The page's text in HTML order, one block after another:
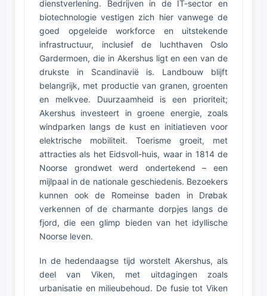
dienstverlening. Bedrijven in de IT-sector en
biotechnologie vestigen zich hier vanwege de
goed opgeleide workforce en uitstekende
infrastructuur, inclusief de luchthaven Oslo
Gardermoen, die in Akershus ligt en een van de
drukste in Scandinavië is. Landbouw blijft
belangrijk, met productie van granen, groenten
en melkvee. Duurzaamheid is een prioriteit;
Akershus investeert in groene energie, zoals
windparken langs de kust en initiatieven voor
elektrische mobiliteit. Toerisme groeit, met
attracties als het Eidsvoll-huis, waar in 1814 de
Noorse grondwet werd ondertekend – een
mijlpaal in de nationale geschiedenis. Bezoekers
kunnen ook de Romeinse baden in Drøbak
verkennen of de charmante dorpjes langs de
fjord, die een glimp bieden van het idyllische
Noorse leven.
In de hedendaagse tijd worstelt Akershus, als
deel van Viken, met uitdagingen zoals
urbanisatie en milieubehoud. De fusie tot Viken